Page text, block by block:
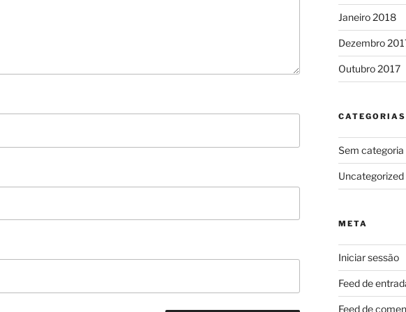
Janeiro 2018
Dezembro
Outubro 2017
CATEGORIAS
Sem categoria
Uncategorized
META
Iniciar sessão
Feed de
Feed de